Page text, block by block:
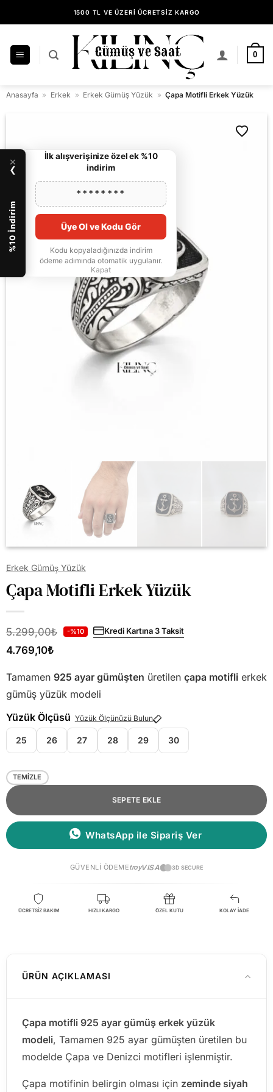
atla
1500 TL VE ÜZERİ ÜCRETSİZ KARGO
KILINÇ GÜMÜŞ GÜVENCESİYLE ALIŞVERİŞ
0
Anasayfa » Erkek » Erkek Gümüş Yüzük » Çapa Motifli Erkek Yüzük
Erkek Gümüş Yüzük
Çapa Motifli Erkek Yüzük
5.299,00₺ -%10 Kredi Kartına 3 Taksit
4.769,10₺
Tamamen 925 ayar gümüşten üretilen çapa motiflierkek
gümüş yüzük modeli
Yüzük Ölçüsü Yüzük Ölçünüzü Bulun
25 26 27 28 29 30
TEMIZLE
SEPETE EKLE
WhatsApp ile Sipariş Ver
GÜVENLI ÖDEMEtroyVISA 3D SECURE
ÜCRETSİZ BAKIM HIZLI KARGO ÖZEL KUTU KOLAY İADE
ÜRÜN AÇIKLAMASI
Çapa motifli 925 ayar gümüş erkek yüzük
modeli, Tamamen 925 ayar gümüşten üretilen bu
modelde Çapa ve Denizci motifleri işlenmiştir.
Çapa motifinin belirgin olması için zeminde siyah
×
❯
%10 İndirim
İlk alışverişinize özel ek %10
indirim
********
Üye Ol ve Kodu Gör
Kodu kopyaladığınızda indirim
ödeme adımında otomatik uygulanır.
Kapat